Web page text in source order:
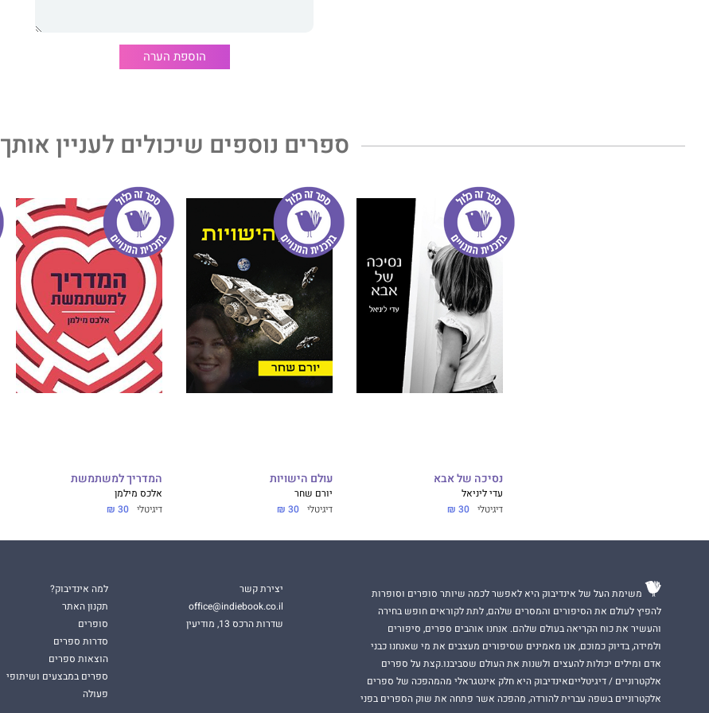
הוספת הערה
ספרים נוספים שיכולים לעניין אותך
נסיכה של אבא
עדי ליניאל
דיגיטלי 30 ₪
עולם הישויות
יורם שחר
דיגיטלי 30 ₪
המדריך למשתמשת
אלכס מילמן
דיגיטלי 30 ₪
משימת העל של אינדיבוק היא לאפשר לכמה שיותר סופרים וסופרות
להפיץ לעולם את הסיפורים והמסרים שלהם, לתת לקוראים חופש בחירה
והעשיר את כוח הקריאה בעולם שלהם. אנחנו אוהבים ספרים, סיפורים
ולמידה, בדיוק כמוכם, אנו מאמינים שסיפורים מעצבים את מי שאנחנו כבני
אדם ומילים יכולות להעצים ולשנות את העולם שסביבנו.קצת על ספרים
אלקטרוניים / דיגיטלייםאינדיבוק היא חלק אינטגראלי מהמהפכה של ספרים
אלקטרוניים בשפה עברית להורדה, מהפכה אשר פתחה את שוק הספרים בפני
יצירת קשר
office@indiebook.co.il
שדרות הרכס 13, מודיעין
למה אינדיבוק?
תקנון האתר
סופרים
סדרות ספרים
הוצאות ספרים
ספרים במבצעים ושיתופי
פעולה